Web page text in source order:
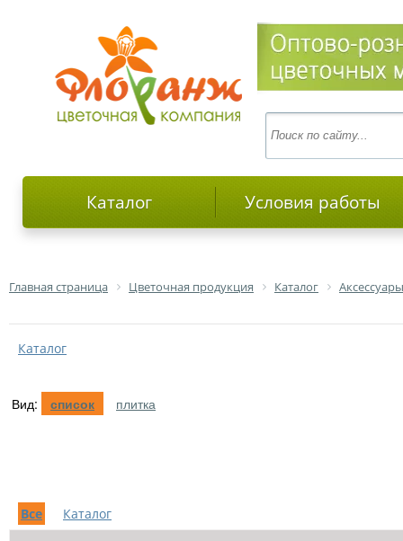
Каталог Условия работы
Главная страница Цветочная продукция Каталог
Каталог
Вид: список плитка
Все Каталог